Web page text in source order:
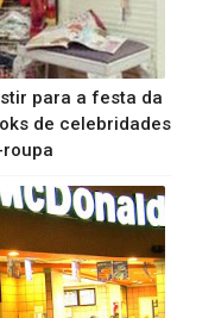
para a festa da
de celebridades